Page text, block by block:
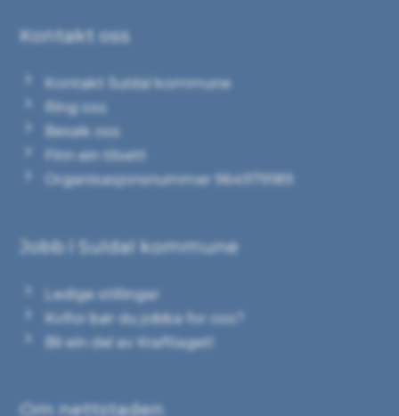
Kontakt oss
Kontakt Suldal kommune
Ring oss
Besøk oss
Finn ein tilsett
Organisasjonsnummer 964979189
Jobb i Suldal kommune
Ledige stillingar
Kvifor bør du jobba for oss?
Bli ein del av Kraftlaget!
Om nettstaden